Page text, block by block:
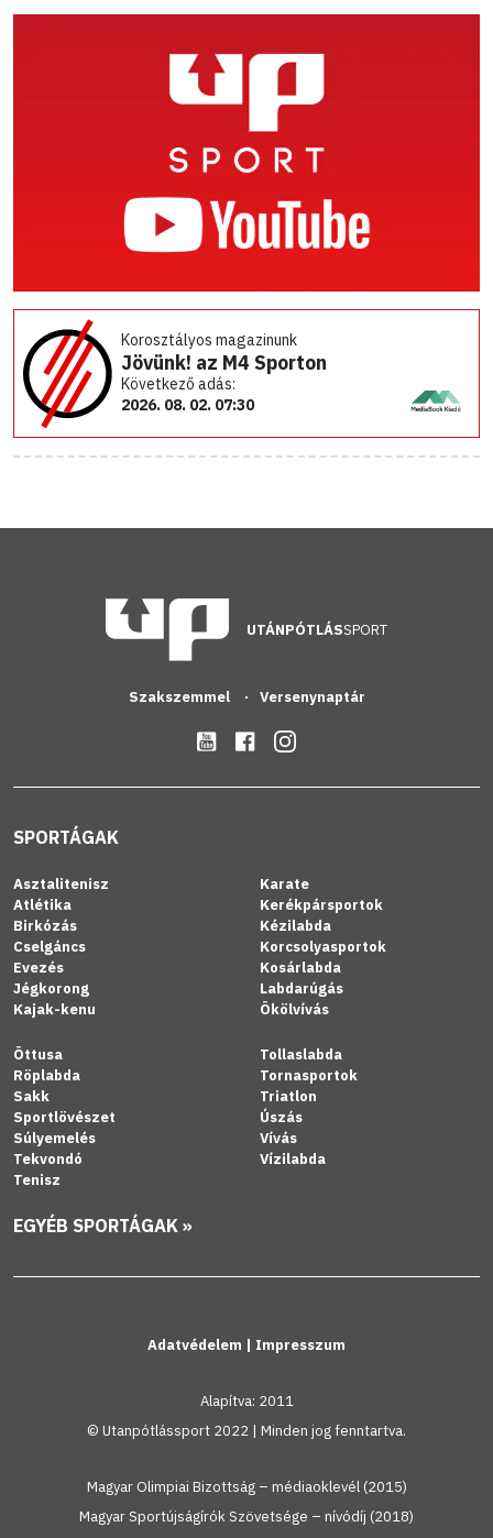
Korosztályos magazinunk
Jövünk! az M4 Sporton
Következő adás:
2026. 08. 02. 07:30
UTÁNPÓTLÁSSPORT
Szakszemmel Versenynaptár
SPORTÁGAK
Asztalitenisz
Atlétika
Birkózás
Cselgáncs
Evezés
Jégkorong
Kajak-kenu
Karate
Kerékpársportok
Kézilabda
Korcsolyasportok
Kosárlabda
Labdarúgás
Ökölvívás
Öttusa
Röplabda
Sakk
Sportlövészet
Súlyemelés
Tekvondó
Tenisz
Tollaslabda
Tornasportok
Triatlon
Úszás
Vívás
Vízilabda
EGYÉB SPORTÁGAK »
Adatvédelem | Impresszum
Alapítva: 2011
© Utanpótlássport 2022 | Minden jog fenntartva.
Magyar Olimpiai Bizottság – médiaoklevél (2015)
Magyar Sportújságírók Szövetsége – nívódíj (2018)